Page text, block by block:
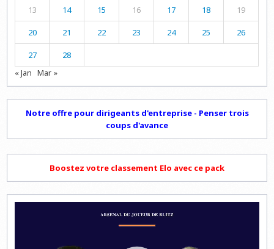
13 14 15 16 17 18 19
20 21 22 23 24 25 26
27
28
« Jan Mar »
Notre offre pour dirigeants d'entreprise - Penser trois
coups d'avance
Boostez votre classement Elo avec ce pack